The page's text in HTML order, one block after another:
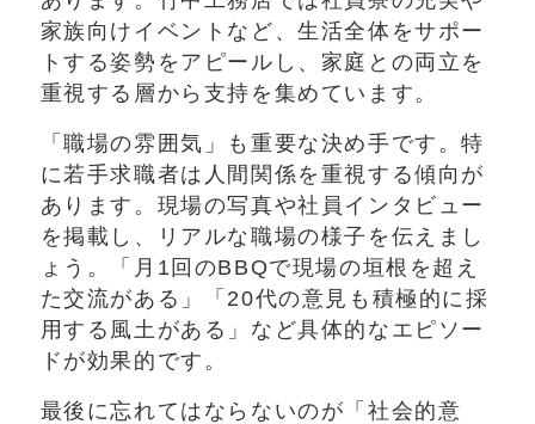
家族向けイベントなど、生活全体をサポー
トする姿勢をアピールし、家庭との両立を
重視する層から支持を集めています。
「職場の雰囲気」も重要な決め手です。特
に若手求職者は人間関係を重視する傾向が
あります。現場の写真や社員インタビュー
を掲載し、リアルな職場の様子を伝えまし
ょう。「月1回のBBQで現場の垣根を超え
た交流がある」「20代の意見も積極的に採
用する風土がある」など具体的なエピソー
ドが効果的です。
最後に忘れてはならないのが「社会的意